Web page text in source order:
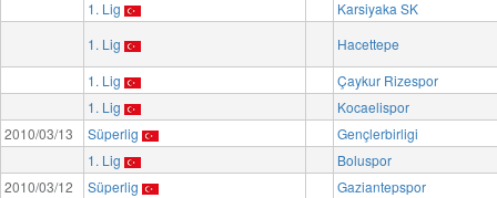
1. Lig
Karsiyaka SK
1. Lig
Hacettepe
1. Lig
Çaykur Rizespor
1. Lig
Kocaelispor
2010/03/13
Süperlig
Gençlerbirligi
1. Lig
Boluspor
2010/03/12
Süperlig
Gaziantepspor